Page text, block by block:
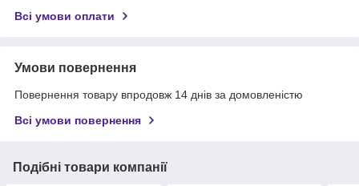
Всі умови оплати
Умови повернення
Повернення товару впродовж 14 днів за домовленістю
Всі умови повернення
Подібні товари компанії